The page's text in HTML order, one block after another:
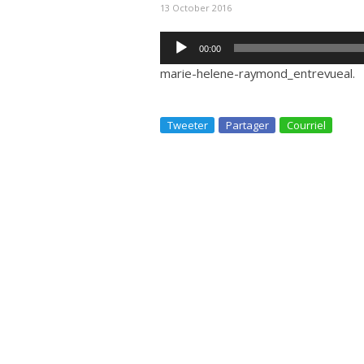
13 October 2016
Audio
Player
00:00
marie-helene-raymond_entrevueal.
Tweeter Partager Courriel